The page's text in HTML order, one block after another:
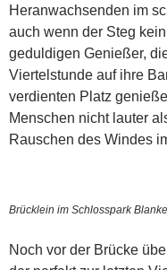
Heranwachsenden im
auch wenn der Steg
geduldigen Genießer,
Viertelstunde auf ihre
verdienten Platz
Menschen nicht lauter
Rauschen des Windes
Brücklein im Schlosspark
Noch vor der Brücke